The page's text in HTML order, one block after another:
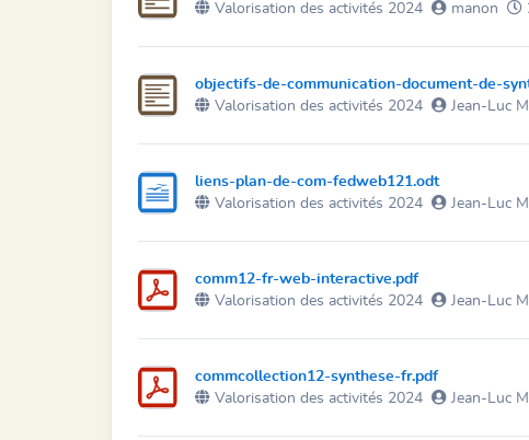
Valorisation des activités 2024
manon
objectifs-de-communication-document-de-
Valorisation des activités 2024
Jean-Luc
liens-plan-de-com-fedweb121.odt
Valorisation des activités 2024
Jean-Luc
comm12-fr-web-interactive.pdf
Valorisation des activités 2024
Jean-Luc
commcollection12-synthese-fr.pdf
Valorisation des activités 2024
Jean-Luc